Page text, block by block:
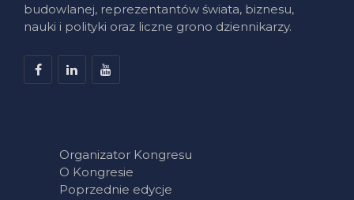
budowlanej, reprezentantów świata, biznesu,
nauki i polityki oraz liczne grono dziennikarzy.
Organizator Kongresu
O Kongresie
Poprzednie edycje